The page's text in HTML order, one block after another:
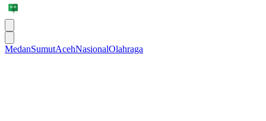
MedanSumutAcehNasionalOlahraga